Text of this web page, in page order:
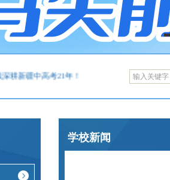
新疆中高考21年！
学校新闻